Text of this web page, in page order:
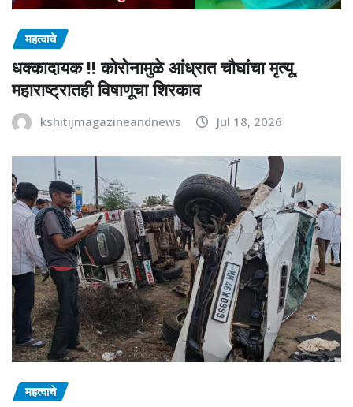
महत्वाचे
धक्कादायक !! कोरोनामुळे आंध्रात चौघांचा मृत्यू,
महाराष्ट्रातही विषाणूचा शिरकाव
kshitijmagazineandnews Jul 18, 2026
महत्वाचे